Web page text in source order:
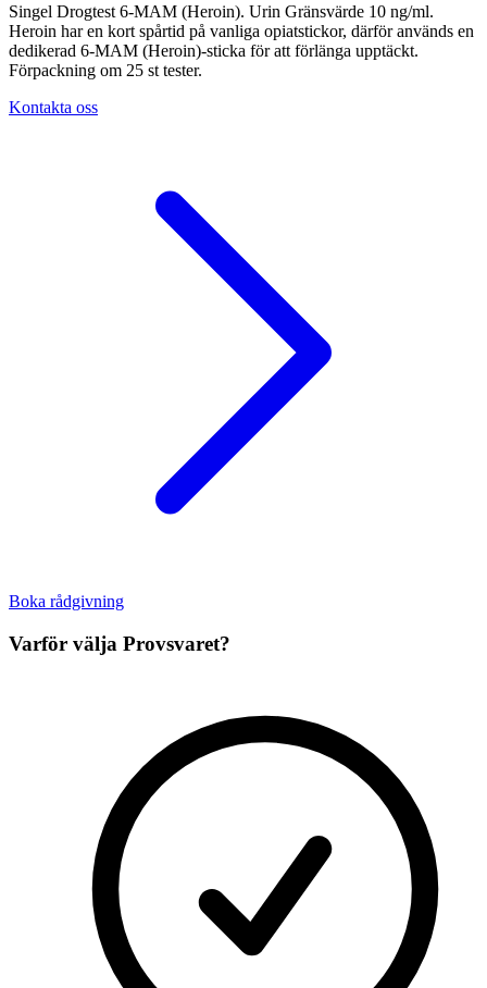
Singel Drogtest 6-MAM (Heroin). Urin Gränsvärde 10 ng/ml.
Heroin har en kort spårtid på vanliga opiatstickor, därför används en
dedikerad 6-MAM (Heroin)-sticka för att förlänga upptäckt.
Förpackning om 25 st tester.
Kontakta oss
Boka rådgivning
Varför välja Provsvaret?